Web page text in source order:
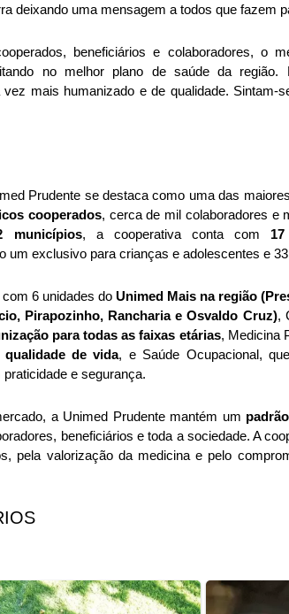
deixando uma mensagem a todos que fazem
beneficiários e colaboradores, o
no melhor plano de saúde da
vez mais humanizado e de qualidade. Sintam-
Prudente se destaca como uma das
cooperados, cerca de mil colaboradores e
municípios, a cooperativa conta com
um exclusivo para crianças e adolescentes e
6 unidades do Unimed Mais na região
Pirapozinho, Rancharia e Osvaldo Cruz),
para todas as faixas etárias, Medicina
de vida, e Saúde Ocupacional,
e segurança.
a Unimed Prudente mantém um
beneficiários e toda a sociedade. A
pela valorização da medicina e pelo